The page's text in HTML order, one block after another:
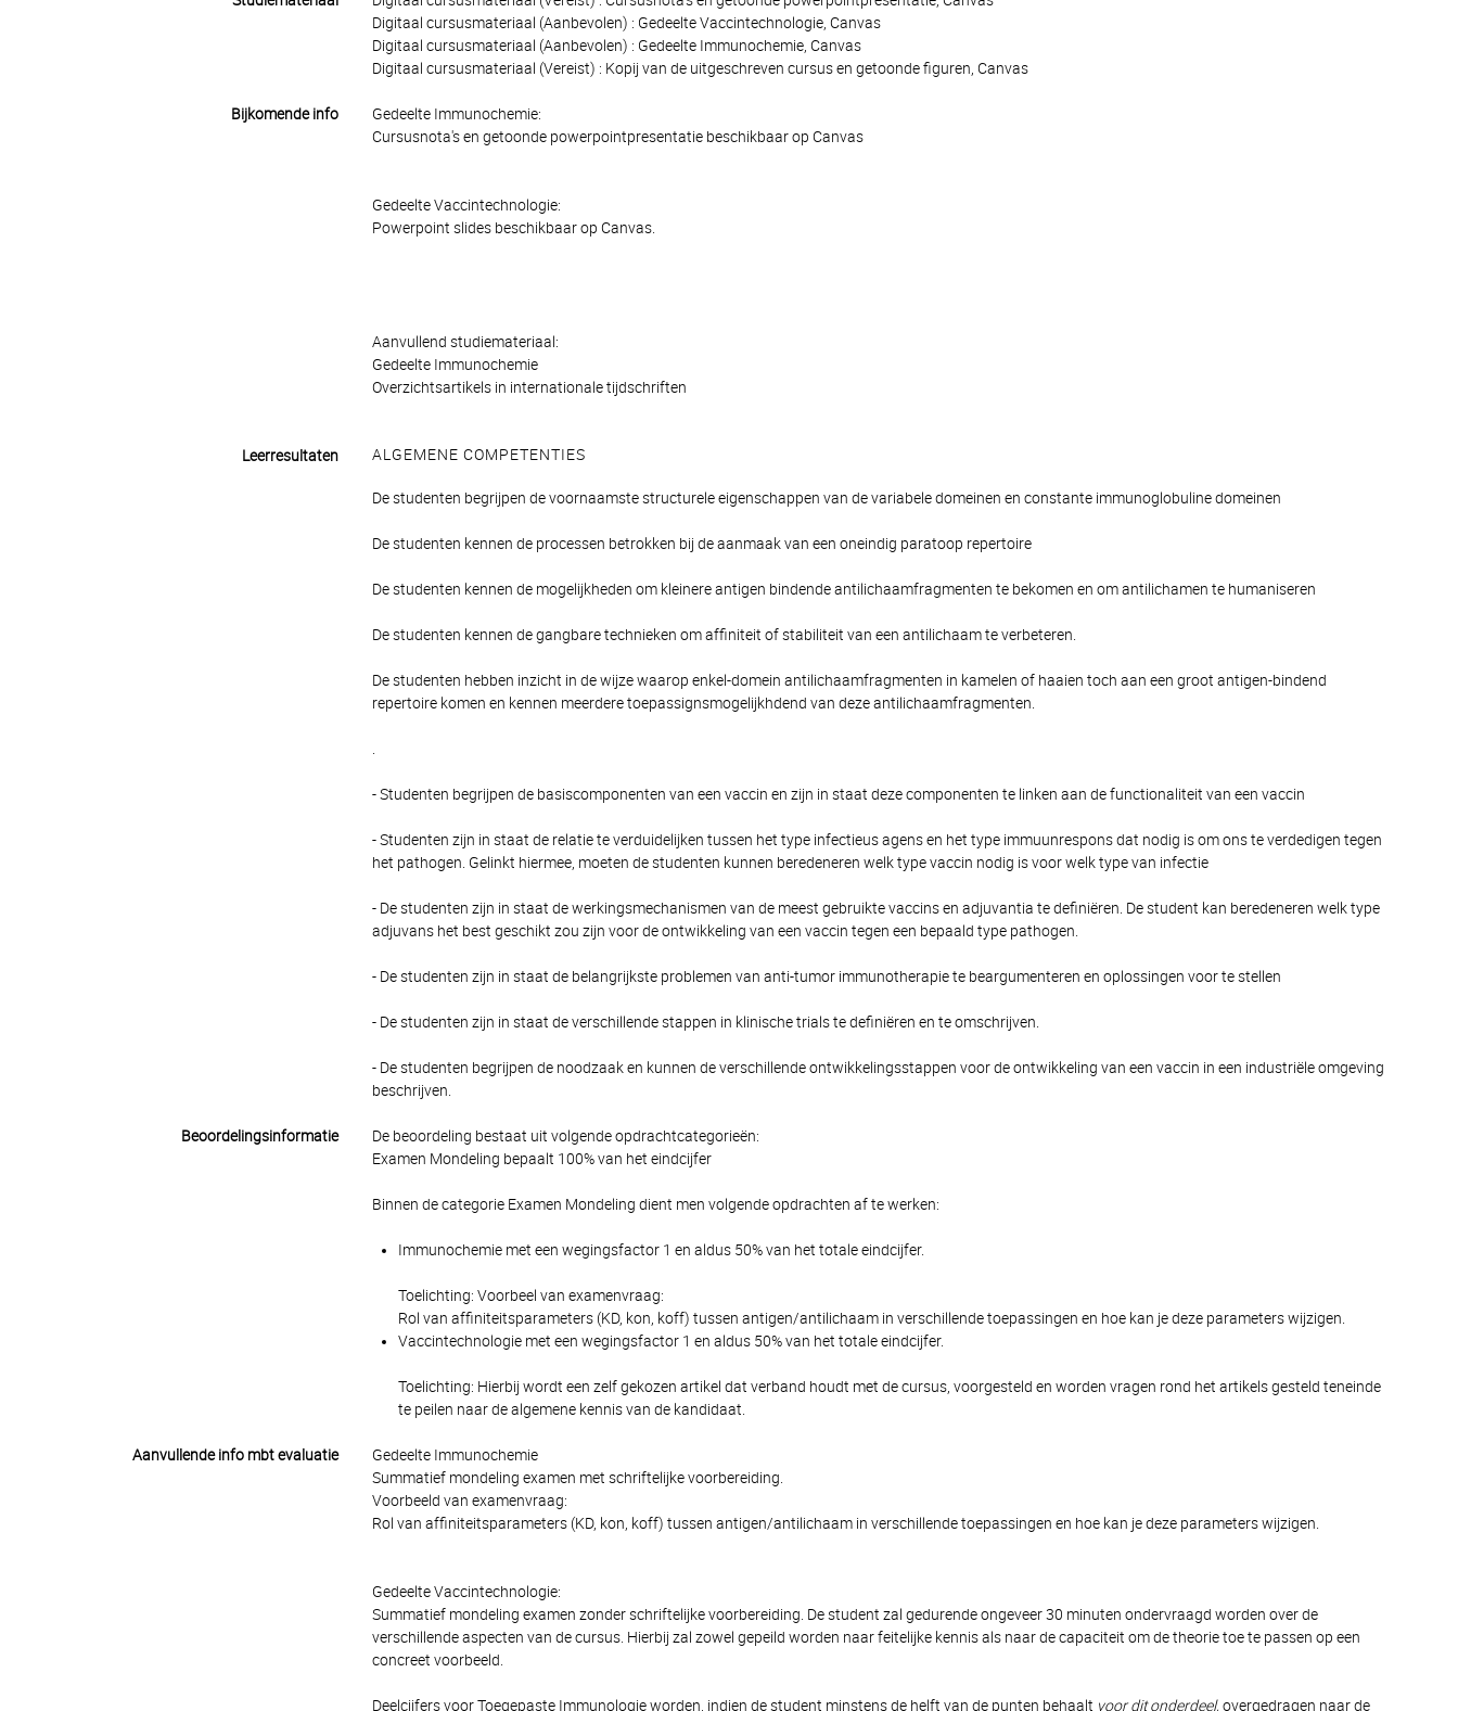
Digitaal cursusmateriaal (Aanbevolen) : Gedeelte Vaccintechnologie, Canvas
Digitaal cursusmateriaal (Aanbevolen) : Gedeelte Immunochemie, Canvas
Digitaal cursusmateriaal (Vereist) : Kopij van de uitgeschreven cursus en getoonde figuren, Canvas
Bijkomende info
Gedeelte Immunochemie:
Cursusnota's en getoonde powerpointpresentatie beschikbaar op Canvas
Gedeelte Vaccintechnologie:
Powerpoint slides beschikbaar op Canvas.
Aanvullend studiemateriaal:
Gedeelte Immunochemie
Overzichtsartikels in internationale tijdschriften
Leerresultaten ALGEMENE COMPETENTIES
De studenten begrijpen de voornaamste structurele eigenschappen van de variabele domeinen en constante immunoglobuline domeinen
De studenten kennen de processen betrokken bij de aanmaak van een oneindig paratoop repertoire
De studenten kennen de mogelijkheden om kleinere antigen bindende antilichaamfragmenten te bekomen en om antilichamen te humaniseren
De studenten kennen de gangbare technieken om affiniteit of stabiliteit van een antilichaam te verbeteren.
De studenten hebben inzicht in de wijze waarop enkel-domein antilichaamfragmenten in kamelen of haaien toch aan een groot antigen-bindend
repertoire komen en kennen meerdere toepassignsmogelijkhdend van deze antilichaamfragmenten.
- Studenten begrijpen de basiscomponenten van een vaccin en zijn in staat deze componenten te linken aan de functionaliteit van een vaccin
- Studenten zijn in staat de relatie te verduidelijken tussen het type infectieus agens en het type immuunrespons dat nodig is om ons te verdedigen tegen
het pathogen. Gelinkt hiermee, moeten de studenten kunnen beredeneren welk type vaccin nodig is voor welk type van infectie
- De studenten zijn in staat de werkingsmechanismen van de meest gebruikte vaccins en adjuvantia te definiëren. De student kan beredeneren welk type
adjuvans het best geschikt zou zijn voor de ontwikkeling van een vaccin tegen een bepaald type pathogen.
- De studenten zijn in staat de belangrijkste problemen van anti-tumor immunotherapie te beargumenteren en oplossingen voor te stellen
- De studenten zijn in staat de verschillende stappen in klinische trials te definiëren en te omschrijven.
- De studenten begrijpen de noodzaak en kunnen de verschillende ontwikkelingsstappen voor de ontwikkeling van een vaccin in een industriële omgeving
beschrijven.
Beoordelingsinformatie
De beoordeling bestaat uit volgende opdrachtcategorieën:
Examen Mondeling bepaalt 100% van het eindcijfer
Binnen de categorie Examen Mondeling dient men volgende opdrachten af te werken:
Immunochemie met een wegingsfactor 1 en aldus 50% van het totale eindcijfer.
Toelichting: Voorbeel van examenvraag:
Rol van affiniteitsparameters (KD, kon, koff) tussen antigen/antilichaam in verschillende toepassingen en hoe kan je deze parameters wijzigen.
Vaccintechnologie met een wegingsfactor 1 en aldus 50% van het totale eindcijfer.
Toelichting: Hierbij wordt een zelf gekozen artikel dat verband houdt met de cursus, voorgesteld en worden vragen rond het artikels gesteld teneinde
te peilen naar de algemene kennis van de kandidaat.
Aanvullende info mbt evaluatie
Gedeelte Immunochemie
Summatief mondeling examen met schriftelijke voorbereiding.
Voorbeeld van examenvraag:
Rol van affiniteitsparameters (KD, kon, koff) tussen antigen/antilichaam in verschillende toepassingen en hoe kan je deze parameters wijzigen.
Gedeelte Vaccintechnologie:
Summatief mondeling examen zonder schriftelijke voorbereiding. De student zal gedurende ongeveer 30 minuten ondervraagd worden over de
verschillende aspecten van de cursus. Hierbij zal zowel gepeild worden naar feitelijke kennis als naar de capaciteit om de theorie toe te passen op een
concreet voorbeeld.
Deelcijfers voor Toegepaste Immunologie worden, indien de student minstens de helft van de punten behaalt voor dit onderdeel, overgedragen naar de